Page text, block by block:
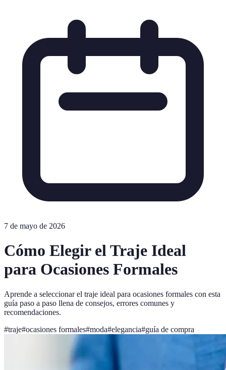
7 de mayo de 2026
Cómo Elegir el Traje Ideal
para Ocasiones Formales
Aprende a seleccionar el traje ideal para ocasiones formales con esta
guía paso a paso llena de consejos, errores comunes y
recomendaciones.
#traje#ocasiones formales#moda#elegancia#guía de compra